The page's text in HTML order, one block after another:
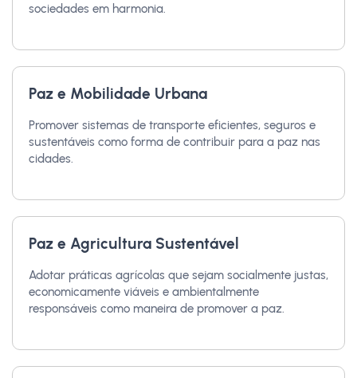
sociedades em harmonia.
Paz e Mobilidade Urbana
Promover sistemas de transporte eficientes, seguros e
sustentáveis como forma de contribuir para a paz nas
cidades.
Paz e Agricultura Sustentável
Adotar práticas agrícolas que sejam socialmente justas,
economicamente viáveis e ambientalmente
responsáveis como maneira de promover a paz.